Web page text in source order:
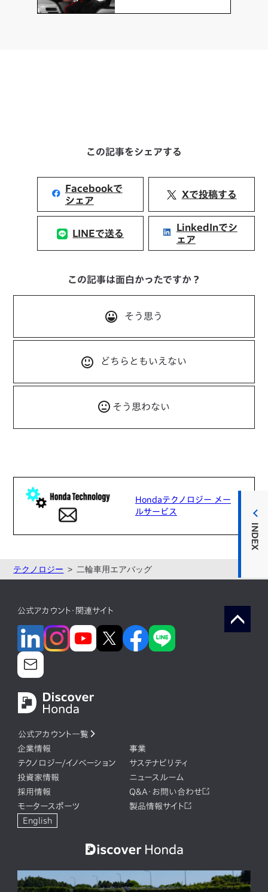
INDEX
この記事をシェアする
Facebookで
シェア
Xで投稿する
LINEで送る
LinkedInでシ
ェア
この記事は面白かったですか？
そう思う
どちらともいえない
そう思わない
Hondaテクノロジー メー
ルサービス
テクノロジー 二輪車用エアバッグ
公式アカウント・関連サイト
公式アカウント一覧
企業情報
事業
テクノロジー/イノベーション
サステナビリティ
投資家情報
ニュースルーム
採用情報
Q&A・お問い合わせ
モータースポーツ
製品情報サイト
English